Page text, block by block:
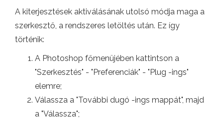
A kiterjesztések aktiválásának utolsó módja maga a
szerkesztő, a rendszeres letöltés után. Ez így
történik:
A Photoshop főmenüjében kattintson a
"Szerkesztés" - "Preferenciák" - "Plug -ings"
elemre;
Válassza a "További dugó -ings mappát", majd
a "Válassza";